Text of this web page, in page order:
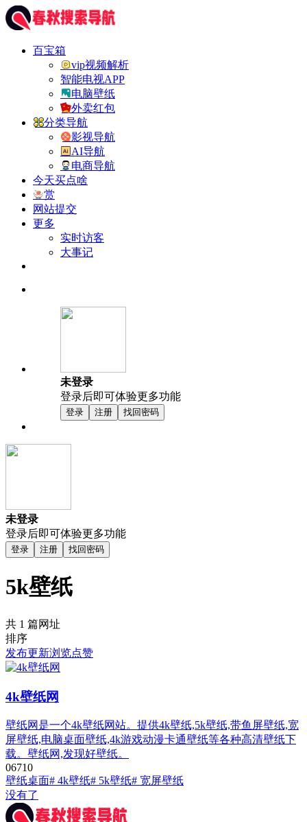
百宝箱
vip视频解析
智能电视APP
电脑壁纸
外卖红包
分类导航
影视导航
AI导航
电商导航
今天买点啥
赏
网站提交
更多
实时访客
大事记
未登录
登录后即可体验更多功能
登录 注册 找回密码
未登录
登录后即可体验更多功能
登录 注册 找回密码
5k壁纸
共 1 篇网址
排序
发布更新浏览点赞
4k壁纸网
壁纸网是一个4k壁纸网站。提供4k壁纸,5k壁纸,带鱼屏壁纸,宽
屏壁纸,电脑桌面壁纸,4k游戏动漫卡通壁纸等各种高清壁纸下
载。壁纸网,发现好壁纸。
06710
壁纸桌面# 4k壁纸# 5k壁纸# 宽屏壁纸
没有了